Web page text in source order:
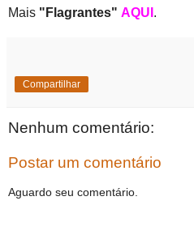
Mais "Flagrantes" AQUI .
Compartilhar
Nenhum comentário:
Postar um comentário
Aguardo seu comentário.